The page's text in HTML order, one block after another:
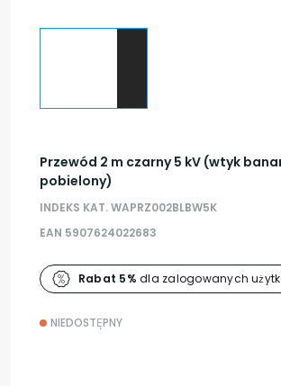
Przewód 2 m czarny 5 kV (wtyk
pobielony)
INDEKS KAT. WAPRZ002BLBW5K
EAN 5907624022683
Rabat 5% dla zalogowanych
NIEDOSTĘPNY